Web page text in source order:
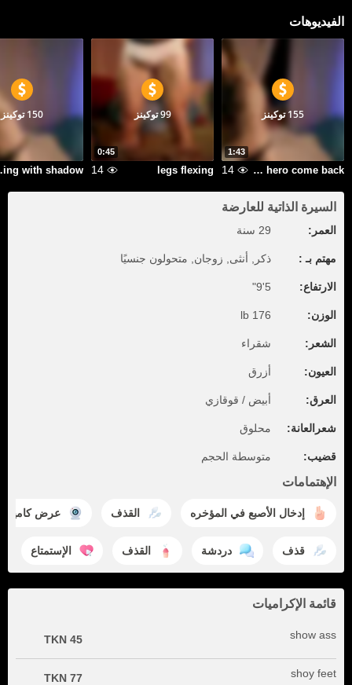
الفيديوهات
1:43
155 توكينز
fight with shadow 3 hero come back
14
0:45
99 توكينز
legs flexing
14
150 توكينز
السيرة الذاتية للعارضة
العمر: 29 سنة
مهتم بـ : ذكر, أنثى, زوجان, متحولون جنسيًا
الارتفاع: 5'9"
الوزن: 176 lb
الشعر: شقراء
العيون: أزرق
العرق: أبيض / قوقازي
شعرالعانة: محلوق
قضيب: متوسطة الحجم
الإهتمامات
إدخال الأصبع في المؤخره القذف عرض كاميرا
قذف دردشة القذف الإستمتاع
قائمة الإكراميات
show ass
45 TKN
shoy feet
77 TKN